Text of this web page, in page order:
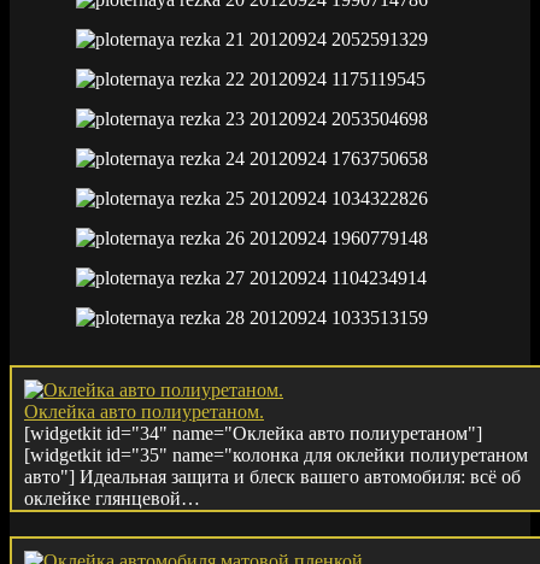
Оклейка авто полиуретаном.
[widgetkit id="34" name="Оклейка авто полиуретаном"]
[widgetkit id="35" name="колонка для оклейки полиуретаном
авто"] Идеальная защита и блеск вашего автомобиля: всё об
оклейке глянцевой…